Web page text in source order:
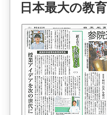
日本最大の教